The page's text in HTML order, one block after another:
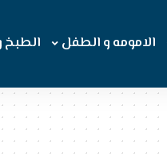
الامومه و الطفل الطبخ